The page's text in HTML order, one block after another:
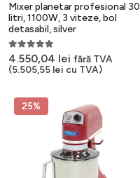
Mixer planetar profesional 30
litri, 1100W, 3 viteze, bol
detasabil, silver
5.00out of 5
4.550,04 lei fără TVA
(5.505,55 lei cu TVA)
25%